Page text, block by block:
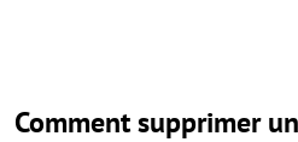
Comment supprimer